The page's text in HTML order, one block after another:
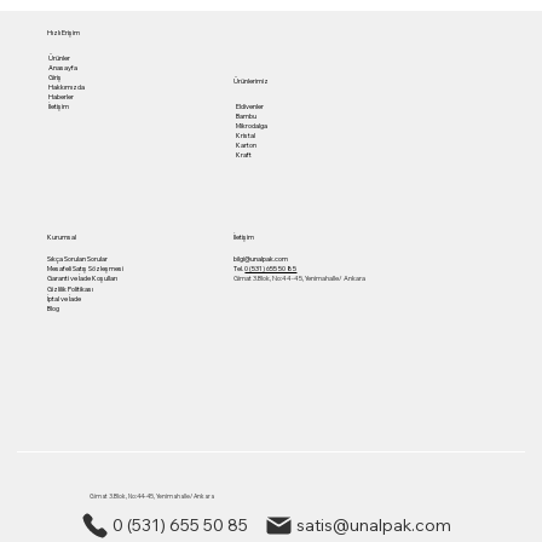
Ürünlerimiz
Eldivenler
Bambu
Mikrodalga
Kristal
Karton
Kraft
Hızlı Erişim
Ürünler
Anasayfa
Giriş
Hakkımızda
Haberler
İletişim
Kurumsal
Sıkça Sorulan Sorular
Mesafeli Satış Sözleşmesi
Garanti ve İade Koşulları
Gizlilik Politikası
İptal ve İade
Blog
İletişim
bilgi@unalpak.com
Tel.0 (531) 655 50 85
Gimat 3.Blok, No:44-45, Yenimahalle/ Ankara
Gimat 3.Blok, No:44-45, Yenimahalle/ Ankara
0 (531) 655 50 85 satis@unalpak.com